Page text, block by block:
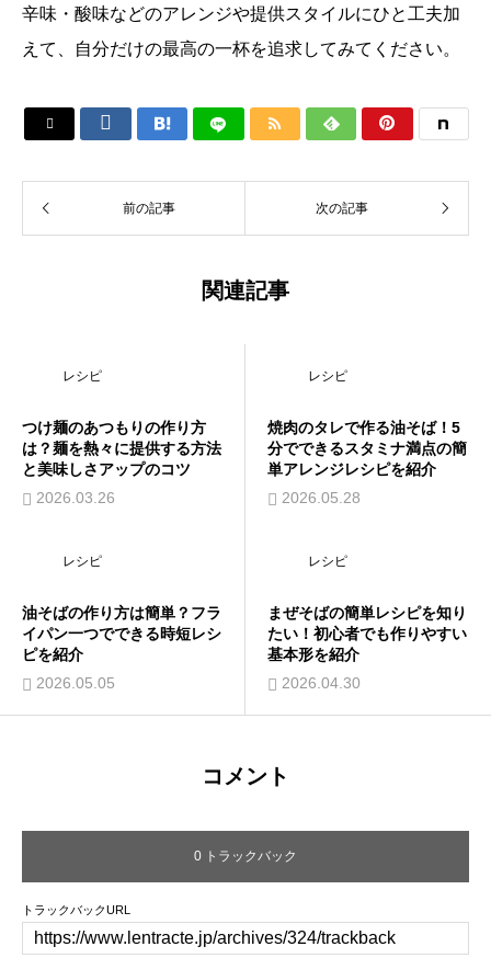
辛味・酸味などのアレンジや提供スタイルにひと工夫加
えて、自分だけの最高の一杯を追求してみてください。
     
前の記事 次の記事
関連記事
レシピ
つけ麺のあつもりの作り方
は？麺を熱々に提供する方法
と美味しさアップのコツ
2026.03.26
レシピ
焼肉のタレで作る油そば！5
分でできるスタミナ満点の簡
単アレンジレシピを紹介
2026.05.28
レシピ
油そばの作り方は簡単？フラ
イパン一つでできる時短レシ
ピを紹介
2026.05.05
レシピ
まぜそばの簡単レシピを知り
たい！初心者でも作りやすい
基本形を紹介
2026.04.30
コメント
0 トラックバック
トラックバックURL